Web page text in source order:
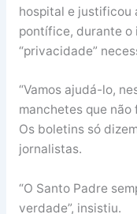
hospital e justificou
pontífice, durante o
“privacidade”
“Vamos ajudá-lo,
manchetes que
Os boletins só
jornalistas.
“O Santo Padre
verdade”, insistiu.